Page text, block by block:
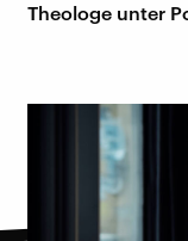
Theologe unter